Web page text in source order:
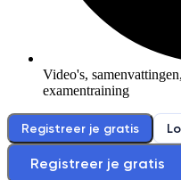
Video's,
examentraining
Registreer je gratis
Registreer je gratis